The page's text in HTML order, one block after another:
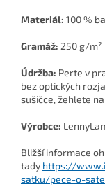
Materiál: 100 %
Gramáž: 250 g/m²
Údržba: Perte v
bez optických
sušičce, žehlete
Výrobce:
Bližší informace
tady https://
satku/pece-o-